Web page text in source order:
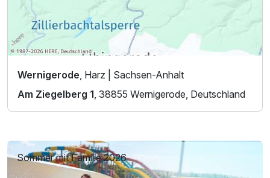
Wernigerode, Harz | Sachsen-Anhalt
Am Ziegelberg 1, 38855 Wernigerode, Deutschland
Sommer mit Familie 2026